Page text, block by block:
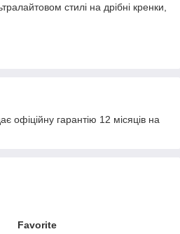
стилі на дрібні кренки,
офіційну гарантію 12 місяців на
Favorite